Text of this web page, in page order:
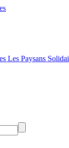
Les Paysans